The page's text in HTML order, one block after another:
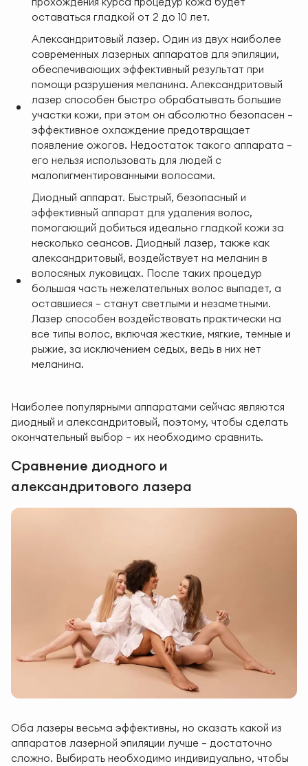
оставаться гладкой от 2 до 10 лет.
Александритовый лазер. Один из двух наиболее
современных лазерных аппаратов для эпиляции,
обеспечивающих эффективный результат при
помощи разрушения меланина. Александритовый
лазер способен быстро обрабатывать большие
участки кожи, при этом он абсолютно безопасен —
эффективное охлаждение предотвращает
появление ожогов. Недостаток такого аппарата —
его нельзя использовать для людей с
малопигментированными волосами.
Диодный аппарат. Быстрый, безопасный и
эффективный аппарат для удаления волос,
помогающий добиться идеально гладкой кожи за
несколько сеансов. Диодный лазер, также как
александритовый, воздействует на меланин в
волосяных луковицах. После таких процедур
большая часть нежелательных волос выпадет, а
оставшиеся — станут светлыми и незаметными.
Лазер способен воздействовать практически на
все типы волос, включая жесткие, мягкие, темные и
рыжие, за исключением седых, ведь в них нет
меланина.
Наиболее популярными аппаратами сейчас являются
диодный и александритовый, поэтому, чтобы сделать
окончательный выбор — их необходимо сравнить.
Сравнение диодного и
александритового лазера
Оба лазеры весьма эффективны, но сказать какой из
аппаратов лазерной эпиляции лучше — достаточно
сложно. Выбирать необходимо индивидуально, чтобы